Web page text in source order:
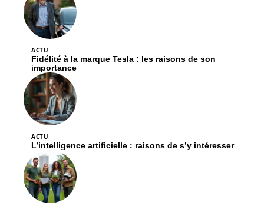
ACTU
Fidélité à la marque Tesla : les raisons de son
importance
ACTU
L’intelligence artificielle : raisons de s’y intéresser